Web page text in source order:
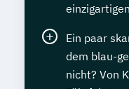
Ein paar
dem blau-
nicht? Von